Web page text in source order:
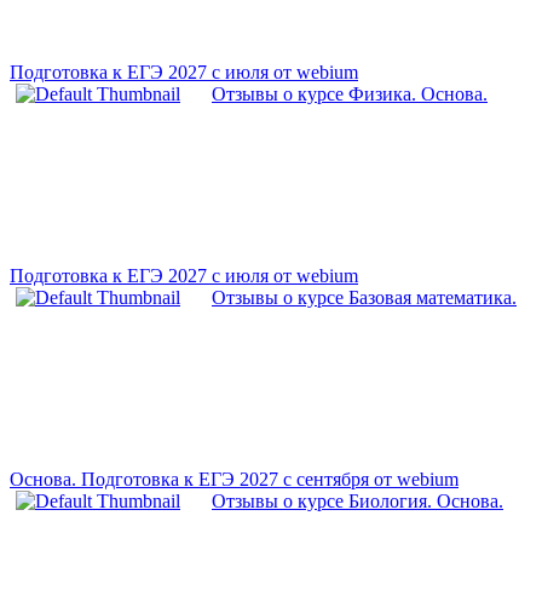
Подготовка к ЕГЭ 2027 с июля от webium
Отзывы о курсе Физика. Основа.
Подготовка к ЕГЭ 2027 с июля от webium
Отзывы о курсе Базовая математика.
Основа. Подготовка к ЕГЭ 2027 с сентября от webium
Отзывы о курсе Биология. Основа.